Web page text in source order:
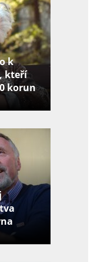
k
kteří
korun